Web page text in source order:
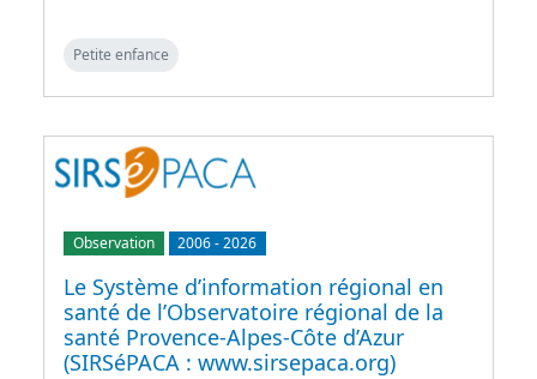
Petite enfance
Observation 2006-2026
Le Système d’information régional en
santé de l’Observatoire régional de la
santé Provence-Alpes-Côte d’Azur
(SIRSéPACA : www.sirsepaca.org)